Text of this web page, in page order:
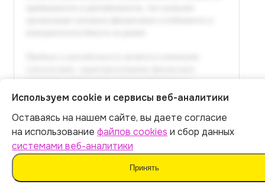
Итог:449р.
Оплатить
Используем cookie и сервисы веб-аналитики
Оставаясь на нашем сайте, вы даете согласие
на использование файлов cookies и сбор данных
системами веб-аналитики
Принять